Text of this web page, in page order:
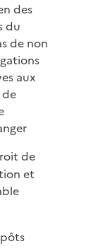
des
du
de non
aux
de
et